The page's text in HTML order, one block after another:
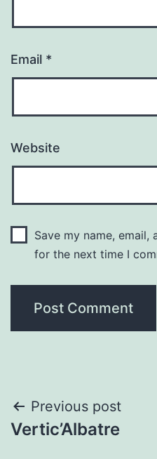
Email *
Website
Save my name,
for the next time I
Post
navigation
Previous post
Vertic’Albatre